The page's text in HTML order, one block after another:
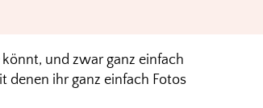
könnt, und zwar ganz einfach
denen ihr ganz einfach Fotos